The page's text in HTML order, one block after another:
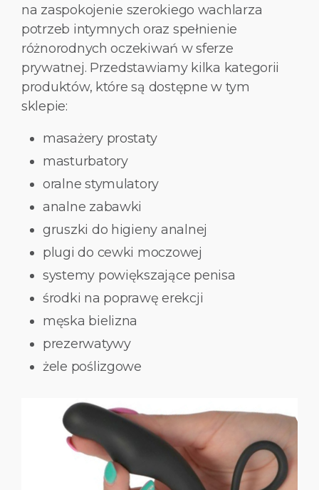
na zaspokojenie szerokiego wachlarza
potrzeb intymnych oraz spełnienie
różnorodnych oczekiwań w sferze
prywatnej. Przedstawiamy kilka kategorii
produktów, które są dostępne w tym
sklepie:
masażery prostaty
masturbatory
oralne stymulatory
analne zabawki
gruszki do higieny analnej
plugi do cewki moczowej
systemy powiększające penisa
środki na poprawę erekcji
męska bielizna
prezerwatywy
żele poślizgowe